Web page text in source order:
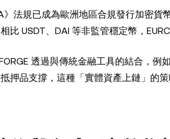
》法規已成為歐洲地區合規發行加密貨
比 USDT、DAI 等非監管穩定幣，
透過與傳統金融工具的結合，例
押品支撐，這種「實體資產上鏈」的